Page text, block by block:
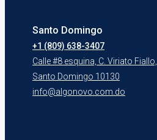
Santo Domingo
+1 (809) 638-3407
Calle #8 esquina, C. Viriato Fiallo,
Santo Domingo 10130
info@algonovo.com.do